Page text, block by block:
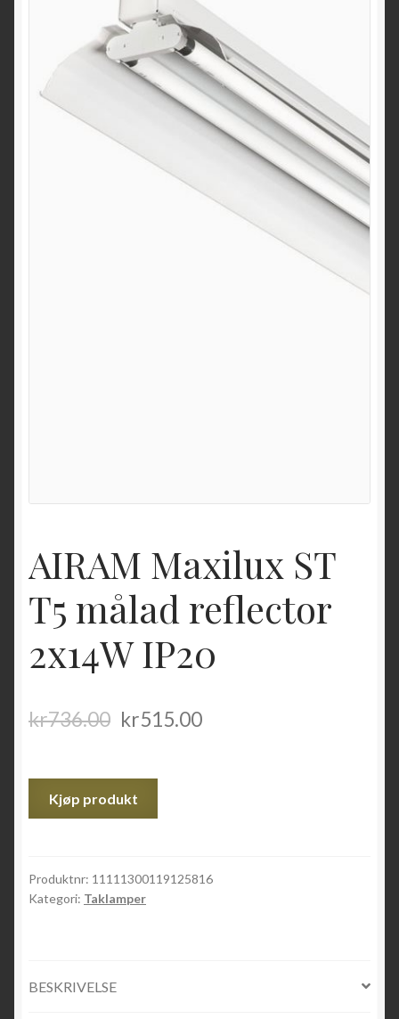
AIRAM Maxilux ST
T5 målad reflector
2x14W IP20
kr736.00 kr515.00
Kjøp produkt
Produktnr: 11111300119125816
Kategori: Taklamper
BESKRIVELSE